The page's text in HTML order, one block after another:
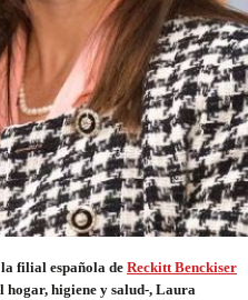
filial española de Reckitt Benckiser
hogar, higiene y salud-, Laura